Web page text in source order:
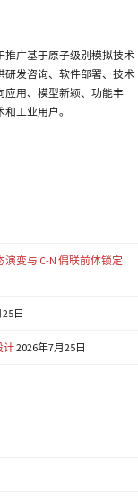
推广基于原子级别模拟技术
研发咨询、软件部署、技术
应用、模型新颖、功能丰
工业用户。
变与 C-N 偶联前体锁定
日
计2026年7月25日